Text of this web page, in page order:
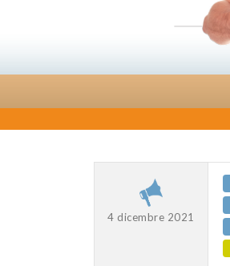
4 dicembre 2021